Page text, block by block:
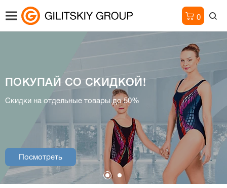
0
ПОКУПАЙ СО СКИДКОЙ!
Скидки на отдельные товары до 50%
Посмотреть
Интернет-магазин
купальники, плавки и аксессуары
Посмотреть